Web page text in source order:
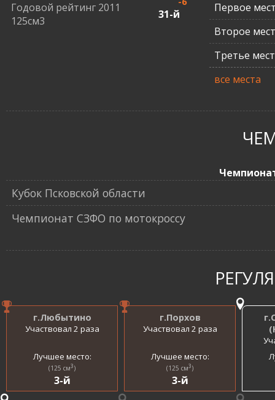
Годовой рейтинг 2011
125см3
31-й
Первое
Второе
Третье
все места
Кубок Псковской области
Чемпионат СЗФО по мотокроссу
г.Любытино
Участвовал 2 раза
Лучшее место:
(125 см3)
3-й
г.Порхов
Участвовал 2 раза
Лучшее место:
(125 см3)
3-й